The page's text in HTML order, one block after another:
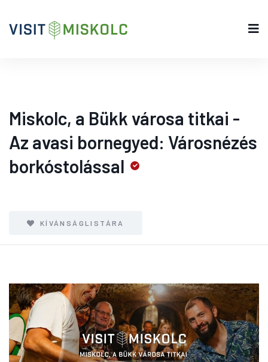
Miskolc, a Bükk városa titkai -
Az avasi bornegyed: Városnézés
borkóstolással
KÍVÁNSÁGLISTÁRA